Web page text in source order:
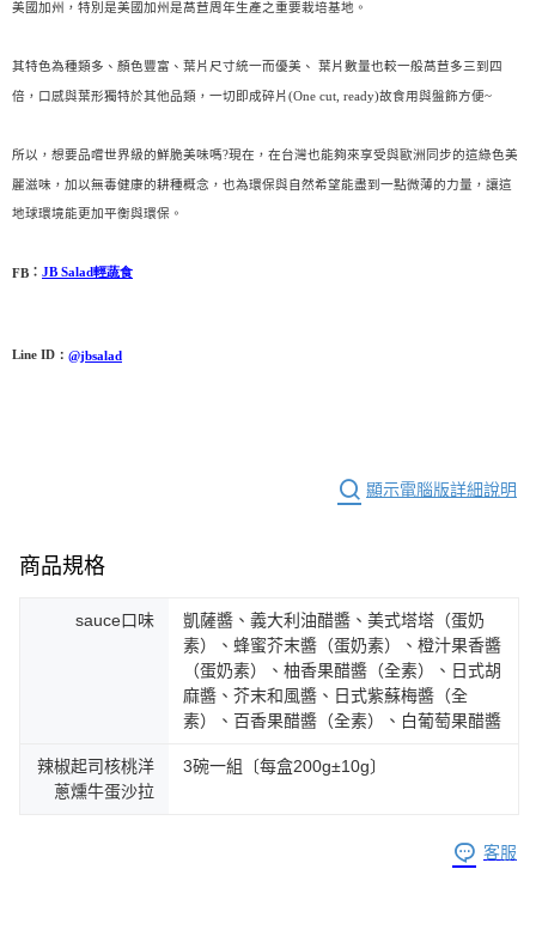
美國加州，特別是美國加州是萵苣周年生產之重要栽培基地。
其特色為種類多、顏色豐富、葉片尺寸統一而優美、 葉片數量也較一般萵苣多三到四
倍，口感與葉形獨特於其他品類，一切即成碎片(One cut, ready)故食用與盤飾方便~
所以，想要品嚐世界級的鮮脆美味嗎?現在，在台灣也能夠來享受與歐洲同步的這綠色美
麗滋味，加以無毒健康的耕種概念，也為環保與自然希望能盡到一點微薄的力量，讓這
地球環境能更加平衡與環保。
FB ： JB Salad輕蔬食
Line ID： @jbsalad
顯示電腦版詳細說明
商品規格
sauce口味
凱薩醬、義大利油醋醬、美式塔塔（蛋奶
素）、蜂蜜芥末醬（蛋奶素）、橙汁果香醬
（蛋奶素）、柚香果醋醬（全素）、日式胡
麻醬、芥末和風醬、日式紫蘇梅醬（全
素）、百香果醋醬（全素）、白葡萄果醋醬
辣椒起司核桃洋
蔥燻牛蛋沙拉
3碗一組〔每盒200g±10g〕
客服